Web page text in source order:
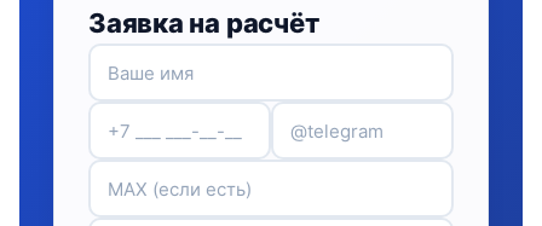
Заявка на расчёт